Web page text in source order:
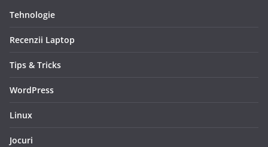
Tehnologie
Recenzii Laptop
Tips & Tricks
WordPress
Linux
Jocuri